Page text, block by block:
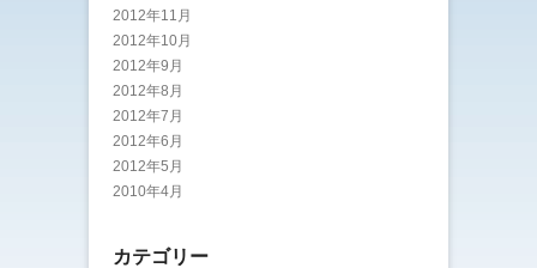
2012年11月
2012年10月
2012年9月
2012年8月
2012年7月
2012年6月
2012年5月
2010年4月
カテゴリー